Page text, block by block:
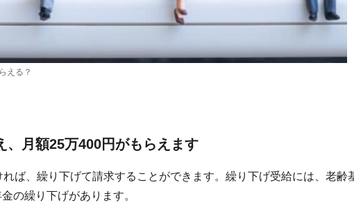
える？
、月額25万400円がもらえます
ば、繰り下げて請求することができます。繰り下げ受給には、老齢
の繰り下げがあります。